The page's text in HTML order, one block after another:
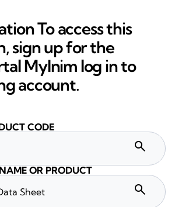
To access this
sign up for the
MyInim log in to
account.
CODE
search
OR PRODUCT
search